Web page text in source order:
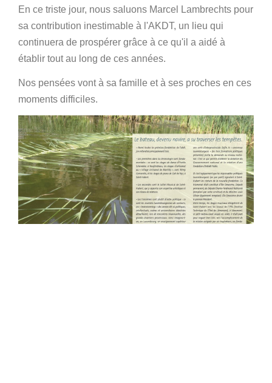
En ce triste jour, nous saluons Marcel Lambrechts pour
sa contribution inestimable à l'AKDT, un lieu qui
continuera de prospérer grâce à ce qu'il a aidé à
établir tout au long de ces années.
Nos pensées vont à sa famille et à ses proches en ces
moments difficiles.